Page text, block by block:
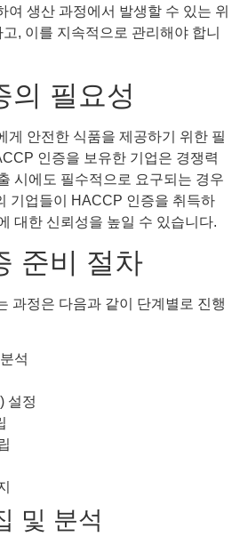
여 생산 과정에서 발생할 수 있는 위
, 이를 지속적으로 관리해야 합니
의 필요성
게 안전한 식품을 제공하기 위한 필
인증을 보유한 기업은 경쟁력
시에도 필수적으로 요구되는 경우
기업들이 HACCP 인증을 취득하
대한 신뢰성을 높일 수 있습니다.
준비 절차
과정은 다음과 같이 단계별로 진행
석
설정
및 분석